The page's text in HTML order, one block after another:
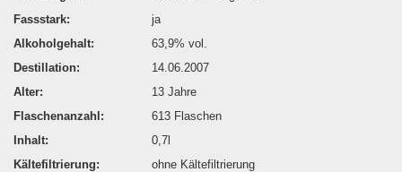
Fassstark:
ja
Alkoholgehalt:
63,9% vol.
Destillation:
14.06.2007
Alter:
13 Jahre
Flaschenanzahl:
613 Flaschen
Inhalt:
0,7l
Kältefiltrierung:
ohne Kältefiltrierung